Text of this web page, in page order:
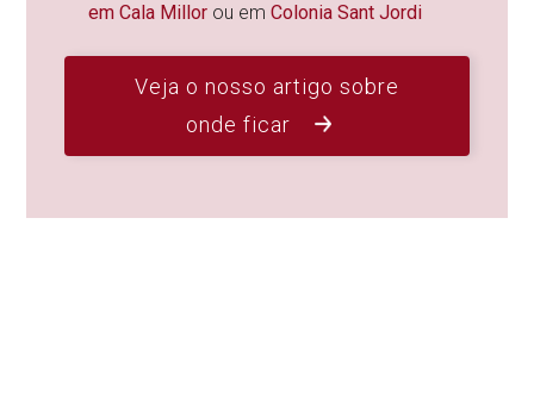
em Cala Millor ou emColonia Sant Jordi
Veja o nosso artigo sobre
onde ficar